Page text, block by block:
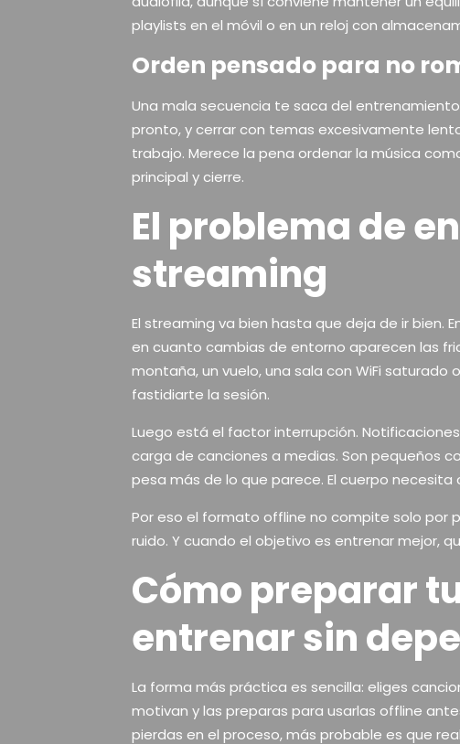
playlists en el móvil o en un reloj con
Orden pensado para no
Una mala secuencia te saca del
pronto, y cerrar con temas excesivamente
trabajo. Merece la pena ordenar la música
principal y cierre.
El problema de
streaming
El streaming va bien hasta que deja de ir bien.
en cuanto cambias de entorno aparecen las
montaña, un vuelo, una sala con WiFi
fastidiarte la sesión.
Luego está el factor interrupción.
carga de canciones a medias. Son pequeños
pesa más de lo que parece. El cuerpo
Por eso el formato offline no compite solo por
ruido. Y cuando el objetivo es entrenar mejor,
Cómo preparar
entrenar sin
La forma más práctica es sencilla: eliges
motivan y las preparas para usarlas offline
pierdas en el proceso, más probable es que